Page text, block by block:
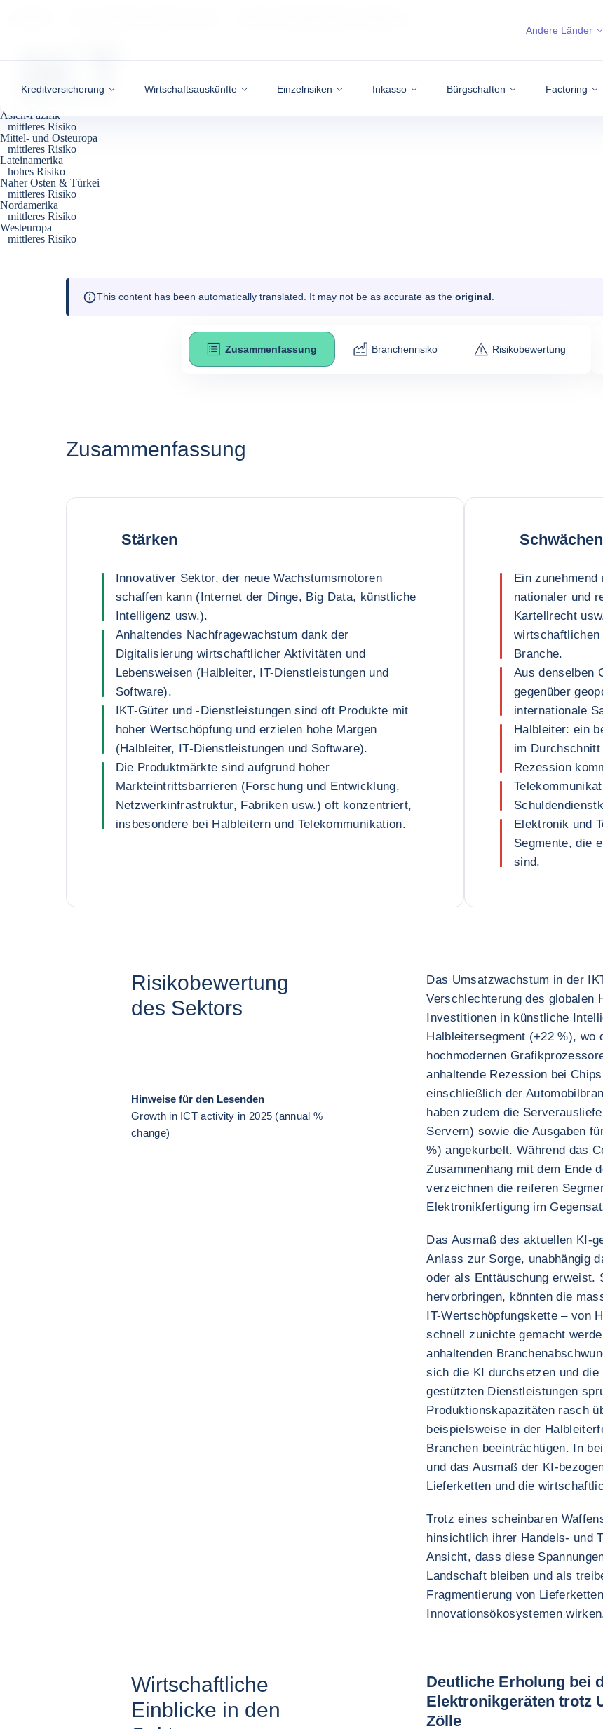
Kreditversicherung Wirtschaftsauskünfte Einzelrisiken Inkasso Bürgschaften Factoring
Andere Länder
IKT
Asien-Pazifik
mittleres Risiko
Mittel- und Osteuropa
mittleres Risiko
Lateinamerika
hohes Risiko
Naher Osten & Türkei
mittleres Risiko
Nordamerika
mittleres Risiko
Westeuropa
mittleres Risiko
This content has been automatically translated. It may not be as accurate as the original
Zusammenfassung Branchenrisiko Risikobewertung
Zusammenfassung
Stärken
Innovativer Sektor, der neue Wachstumsmotoren
schaffen kann (Internet der Dinge, Big Data, künstliche
Intelligenz usw.).
Anhaltendes Nachfragewachstum dank der
Digitalisierung wirtschaftlicher Aktivitäten und
Lebensweisen (Halbleiter, IT-Dienstleistungen und
Software).
IKT-Güter und -Dienstleistungen sind oft Produkte mit
hoher Wertschöpfung und erzielen hohe Margen
(Halbleiter, IT-Dienstleistungen und Software).
Die Produktmärkte sind aufgrund hoher
Markteintrittsbarrieren (Forschung und Entwicklung,
Netzwerkinfrastruktur, Fabriken usw.) oft konzentriert,
insbesondere bei Halbleitern und Telekommunikation.
Schwächen
Ein
nationaler und
Kartellrecht
wirtschaftlichen
Branche.
Aus denselben
gegenüber
internationale
Halbleiter: ein
im
Rezession
Elektronik und
Segmente, die
sind.
Risikobewertung
des Sektors
Hinweise für den Lesenden
Growth in ICT activity in 2025 (annual %
change)
Das Umsatzwachstum in der
Verschlechterung des globalen
Investitionen in künstliche
Halbleitersegment (+22 %), wo
hochmodernen
anhaltende Rezession bei
einschließlich der
haben zudem die
Servern) sowie die Ausgaben
%) angekurbelt. Während das
Zusammenhang mit dem Ende
verzeichnen die reiferen
Elektronikfertigung im
Das Ausmaß des aktuellen KI-
Anlass zur Sorge, unabhängig
oder als Enttäuschung erweist.
hervorbringen, könnten die
IT-Wertschöpfungskette – von
schnell zunichte gemacht
anhaltenden
sich die KI durchsetzen und
gestützten Dienstleistungen
Produktionskapazitäten rasch
beispielsweise in der
Branchen beeinträchtigen. In
und das Ausmaß der KI-
Lieferketten und die
Trotz eines scheinbaren
hinsichtlich ihrer Handels- und
Ansicht, dass diese
Landschaft bleiben und als
Fragmentierung von
Innovationsökosystemen
Wirtschaftliche
Einblicke in den
Deutliche Erholung bei
Elektronikgeräten trotz
Zölle